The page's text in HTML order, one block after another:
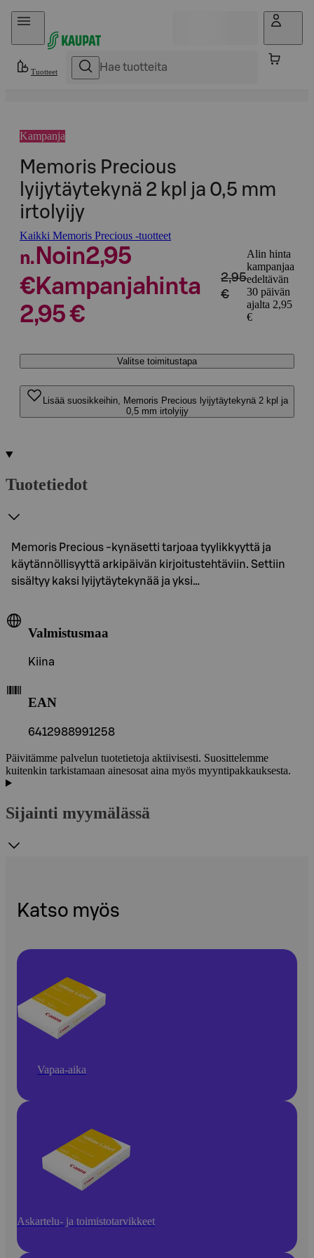
Hyppää sisältöön
Tuotteet
Kampanja
Memoris Precious
lyijytäytekynä 2 kpl ja 0,5 mm
irtolyijy
Kaikki Memoris Precious -tuotteet
n. Noin2,95
€Kampanjahinta
2,95 €
2,95
€
Alin hinta
kampanjaa
edeltävän
30 päivän
ajalta 2,95
€
Valitse toimitustapa
Lisää suosikkeihin, Memoris Precious lyijytäytekynä 2 kpl ja
0,5 mm irtolyijy
Tuotetiedot
Memoris Precious -kynäsetti tarjoaa tyylikkyyttä ja
käytännöllisyyttä arkipäivän kirjoitustehtäviin. Settiin
sisältyy kaksi lyijytäytekynää ja yksi…
Valmistusmaa
Kiina
EAN
6412988991258
Päivitämme palvelun tuotetietoja aktiivisesti. Suosittelemme
kuitenkin tarkistamaan ainesosat aina myös myyntipakkauksesta.
Sijainti myymälässä
Katso myös
Vapaa-aika
Askartelu- ja toimistotarvikkeet